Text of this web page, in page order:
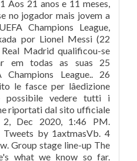
Aos 21 anos e 11 meses,
no jogador mais jovem a
Champions League,
por Lionel Messi (22
Madrid qualificou-se
em todas as suas 25
Champions League.. 26
le fasce per lâedizione
possibile vedere tutti i
riportati dal sito ufficiale
2, Dec 2020, 1:46 PM.
Tweets by 1axtmasVb. 4
Group stage line-up The
what we know so far.